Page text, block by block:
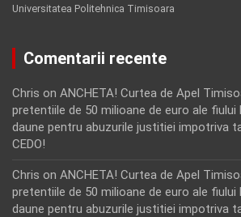
Universitatea Politehnica Timisoara
Comentarii recente
Chris on ANCHETA! Curtea de Apel
pretentiile de 50 milioane de euro ale fiului
daune pentru abuzurile justitiei impotriva
CEDO!
Chris on ANCHETA! Curtea de Apel
pretentiile de 50 milioane de euro ale fiului
daune pentru abuzurile justitiei impotriva